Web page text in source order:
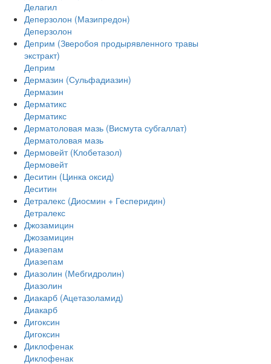
Делагил
Деперзолон (Мазипредон)
Деперзолон
Деприм (Зверобоя продырявленного травы
экстракт)
Деприм
Дермазин (Сульфадиазин)
Дермазин
Дерматикс
Дерматикс
Дерматоловая мазь (Висмута субгаллат)
Дерматоловая мазь
Дермовейт (Клобетазол)
Дермовейт
Деситин (Цинка оксид)
Деситин
Детралекс (Диосмин + Гесперидин)
Детралекс
Джозамицин
Джозамицин
Диазепам
Диазепам
Диазолин (Мебгидролин)
Диазолин
Диакарб (Ацетазоламид)
Диакарб
Дигоксин
Дигоксин
Диклофенак
Диклофенак